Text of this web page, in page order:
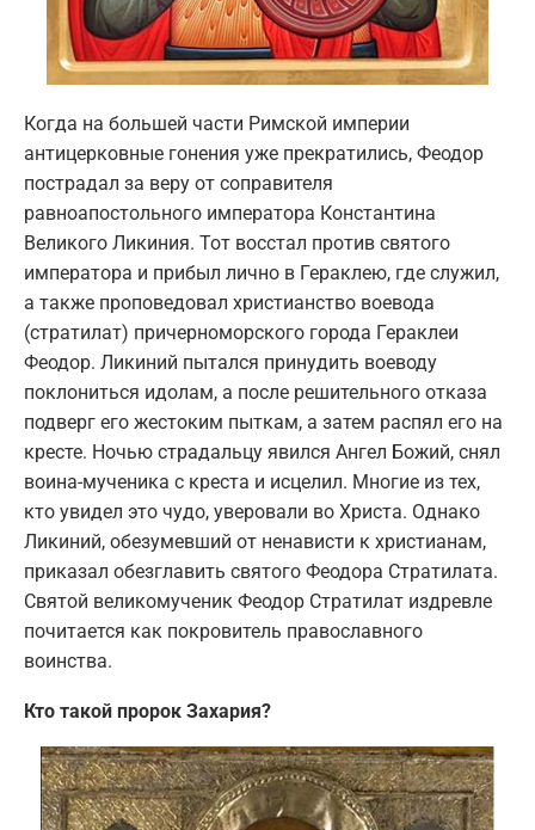
Когда на большей части Римской империи
антицерковные гонения уже прекратились, Феодор
пострадал за веру от соправителя
равноапостольного императора Константина
Великого Ликиния. Тот восстал против святого
императора и прибыл лично в Гераклею, где служил,
а также проповедовал христианство воевода
(стратилат) причерноморского города Гераклеи
Феодор. Ликиний пытался принудить воеводу
поклониться идолам, а после решительного отказа
подверг его жестоким пыткам, а затем распял его на
кресте. Ночью страдальцу явился Ангел Божий, снял
воина-мученика с креста и исцелил. Многие из тех,
кто увидел это чудо, уверовали во Христа. Однако
Ликиний, обезумевший от ненависти к христианам,
приказал обезглавить святого Феодора Стратилата.
Святой великомученик Феодор Стратилат издревле
почитается как покровитель православного
воинства.
Кто такой пророк Захария?